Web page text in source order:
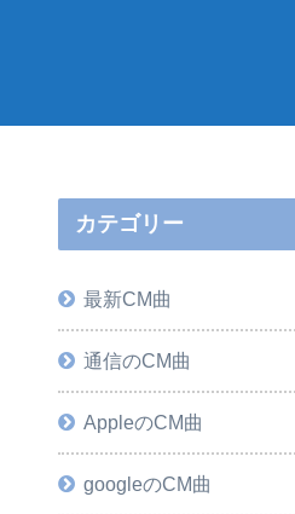
カテゴリー
最新CM曲
通信のCM曲
AppleのCM曲
googleのCM曲